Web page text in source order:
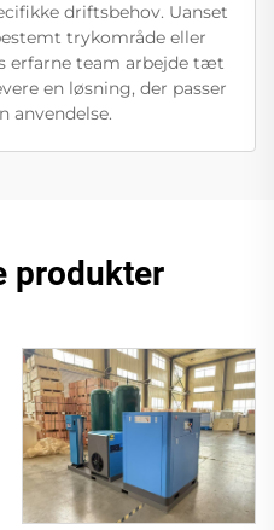
driftsbehov. Uanset
trykområde eller
erfarne team arbejde tæt
en løsning, der passer
anvendelse.
produkter